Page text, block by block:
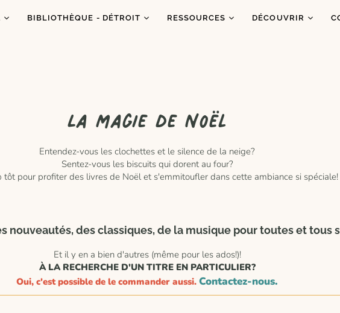
BIBLIOTHÈQUE - DÉTROIT RESSOURCES
Portraits
DÉCOUVRIR
La magie de Noël
Entendez-vous les clochettes et le silence de la neige?
Sentez-vous les biscuits qui dorent au four?
tôt pour profiter des livres de Noël et s'emmitoufler dans cette ambiance si spéciale!
nouveautés, des classiques, de la musique pour toutes et tous
Et il y en a bien d'autres (même pour les ados!)!
À LA RECHERCHE D'UN TITRE EN PARTICULIER?
Oui, c'est possible de le commander aussi.Contactez-nous.